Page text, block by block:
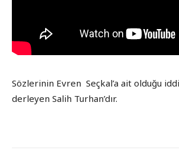
Sözlerinin Evren Seçkal’a ait olduğu
derleyen Salih Turhan’dır.